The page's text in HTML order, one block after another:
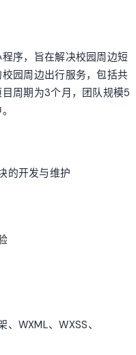
序，旨在解决校园周边短
园周边出行服务，包括共
周期为3个月，团队规模5
的开发与维护
WXML、WXSS、